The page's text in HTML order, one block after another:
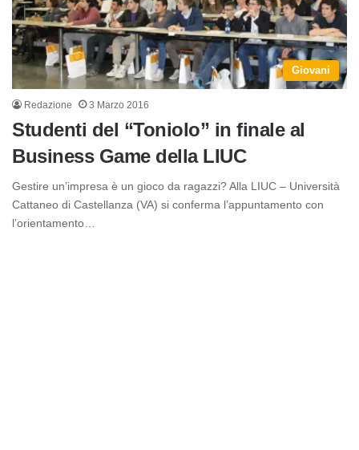
Giovani
Redazione 3 Marzo 2016
Studenti del “Toniolo” in finale al
Business Game della LIUC
Gestire un’impresa è un gioco da ragazzi? Alla LIUC – Università
Cattaneo di Castellanza (VA) si conferma l’appuntamento con
l’orientamento…